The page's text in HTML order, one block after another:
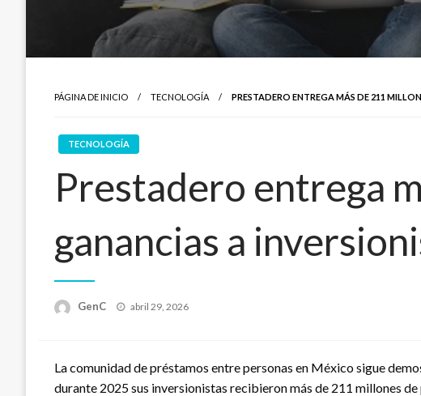
PÁGINA DE INICIO TECNOLOGÍA PRESTADERO ENTREGA MÁS DE 211
TECNOLOGÍA
Prestadero entrega
ganancias a
GenC
Publicado
abril 29, 2026
La comunidad de préstamos entre personas en México sigue
durante 2025 sus inversionistas recibieron más de 211 millones